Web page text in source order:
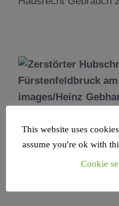
This website uses
assume you're ok with
Cookie